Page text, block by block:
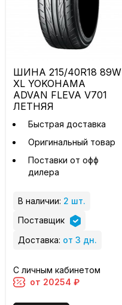
ШИНА 215/40R18 89W
XL YOKOHAMA
ADVAN FLEVA V701
ЛЕТНЯЯ
Быстрая доставка
Оригинальный товар
Поставки от офф
дилера
В наличии: 2 шт.
Поставщик
Доставка: от 3 дн.
С личным кабинетом
от 20254 ₽